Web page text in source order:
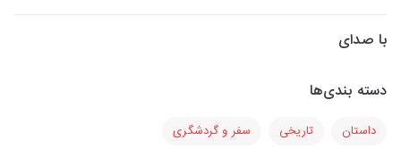
با صدای
دسته بندی‌ها
داستان تاریخی سفر و گردشگری